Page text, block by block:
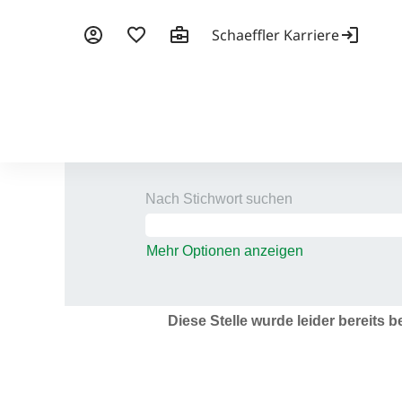
Nach Stichwort suchen
Mehr Optionen anzeigen
Diese Stelle wurde leider bereits